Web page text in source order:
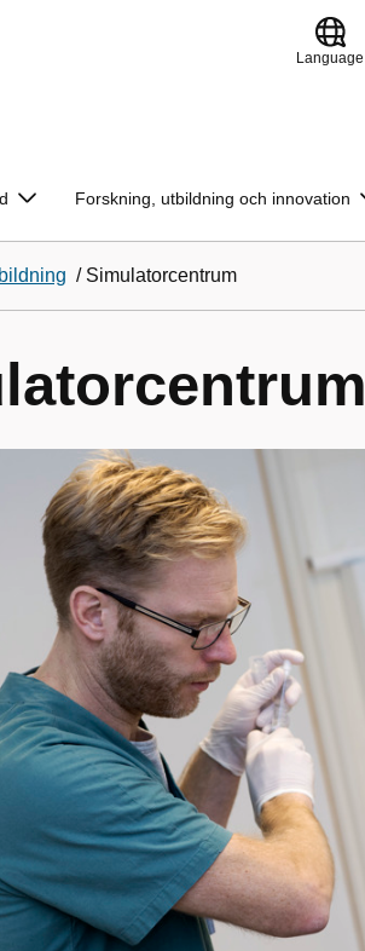
Language
Forskning, utbildning och innovation
/ Simulatorcentrum